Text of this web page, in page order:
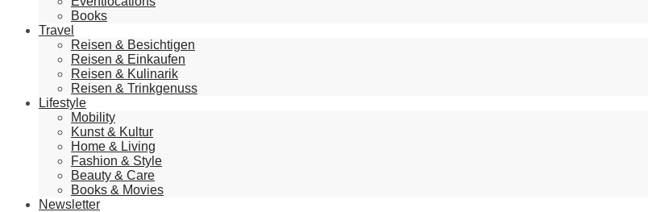
Books
Travel
Reisen & Besichtigen
Reisen & Einkaufen
Reisen & Kulinarik
Reisen & Trinkgenuss
Lifestyle
Mobility
Kunst & Kultur
Home & Living
Fashion & Style
Beauty & Care
Books & Movies
Newsletter